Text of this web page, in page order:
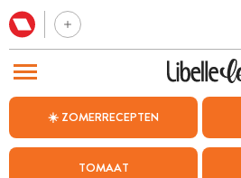
☀️ ZOMERRECEPTEN
TOMAAT
BEZOEK ONZE ANDERE WEBSITES